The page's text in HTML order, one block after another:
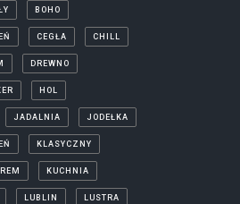
BOHO
CEGŁA CHILL
DREWNO
HOL
JADALNIA JODEŁKA
KLASYCZNY
KUCHNIA
LUBLIN LUSTRA